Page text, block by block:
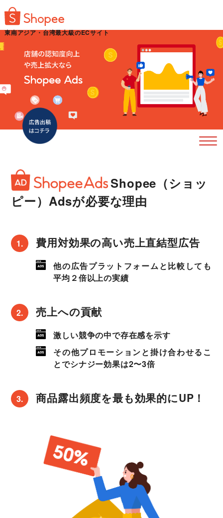
東南アジア・台湾最大級のECサイト
Shopee（ショッ
ピー）Adsが必要な理由
費用対効果の高い売上直結型広告
他の広告プラットフォームと比較しても
平均２倍以上の実績
売上への貢献
激しい競争の中で存在感を示す
その他プロモーションと掛け合わせるこ
とでシナジー効果は2〜3倍
商品露出頻度を最も効果的にUP！